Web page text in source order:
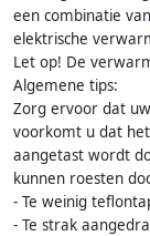
een combinatie
elektrische
Let op! De
Algemene tips:
Zorg ervoor dat
voorkomt u dat
aangetast wordt
kunnen roesten
- Te weinig
- Te strak